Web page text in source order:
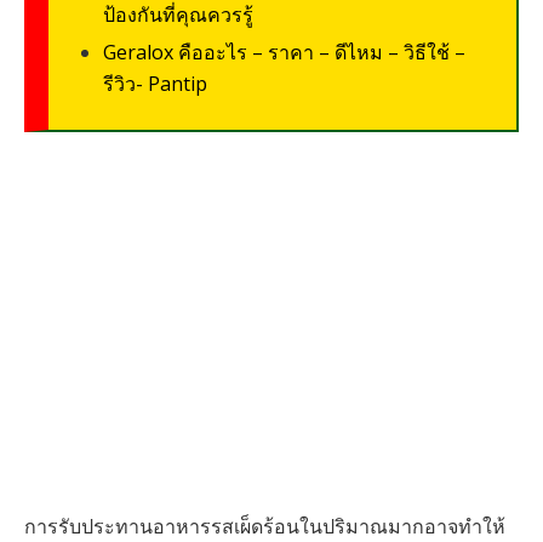
ป้องกันที่คุณควรรู้
Geralox คืออะไร – ราคา – ดีไหม – วิธีใช้ –
รีวิว- Pantip
การรับประทานอาหารรสเผ็ดร้อนในปริมาณมากอาจทำให้